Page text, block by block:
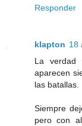
Responder
klapton 18
La
aparecen
las batallas.
Siempre
pero con